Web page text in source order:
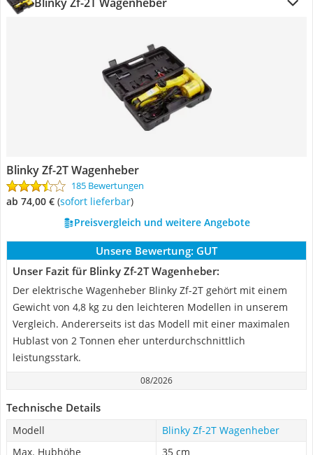
Blinky Zf-2T Wagenheber
185 Bewertungen
ab 74,00 € ( Sofort lieferbar)
Preisvergleich und weitere Angebote
Unsere Bewertung: GUT
Unser Fazit für Blinky Zf-2T Wagenheber:
Der elektrische Wagenheber Blinky Zf-2T gehört mit einem
Gewicht von 4,8 kg zu den leichteren Modellen in unserem
Vergleich. Andererseits ist das Modell mit einer maximalen
Hublast von 2 Tonnen eher unterdurchschnittlich
leistungsstark.
08/2026
Technische Details
Modell
Blinky Zf-2T Wagenheber
Max. Hubhöhe
35 cm